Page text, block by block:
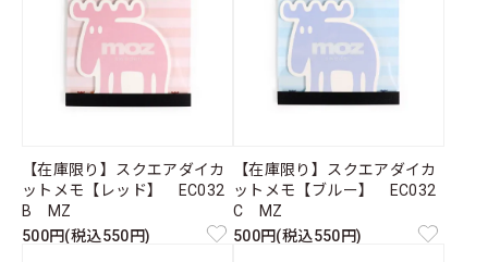
【在庫限り】スクエアダイカ
ットメモ【レッド】 EC032
B MZ
500円(税込550円)
【在庫限り】スクエアダイカ
ットメモ【ブルー】 EC032
C MZ
500円(税込550円)